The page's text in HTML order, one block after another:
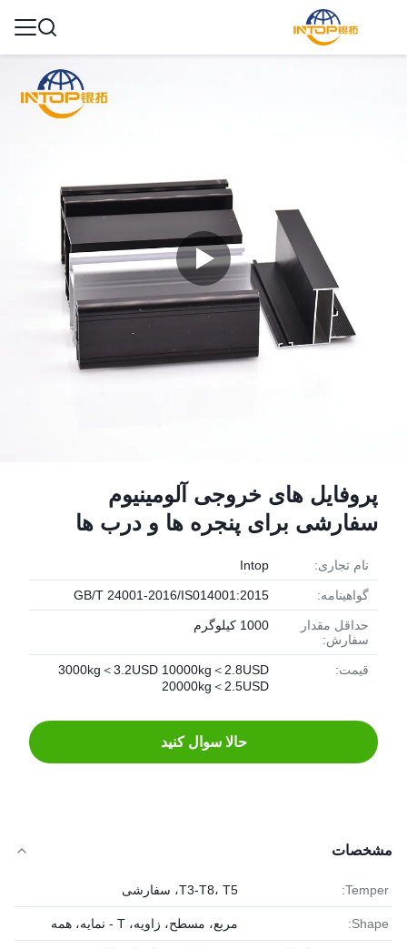
پروفایل های خروجی آلومینیوم
سفارشی برای پنجره ها و درب ها
نام تجاری: Intop
گواهینامه: GB/T 24001-2016/IS014001:2015
حداقل مقدار
سفارش:
1000 کیلوگرم
قیمت:
3000kg＜3.2USD 10000kg＜2.8USD
20000kg＜2.5USD
حالا سوال کنيد
مشخصات
Temper: T3-T8، T5، سفارشی
Shape: مربع، مسطح، زاویه، T - نمایه، همه